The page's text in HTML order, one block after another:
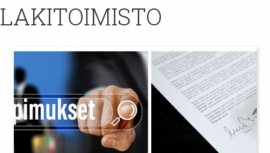
LAKITOIMISTO